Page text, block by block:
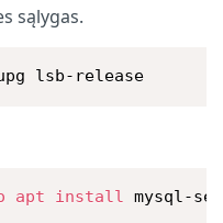
sąlygas.
lsb-release
apt install mysql-